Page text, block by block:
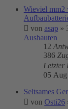
Wieviel mm2
von asap »
Ausbauten
12
386
Letzter
05
Seltsames
von Osti26